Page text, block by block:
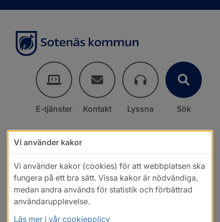
E-tjänster Kontakt Lyssna Sök
Vi använder kakor
Vi använder kakor (cookies) för att webbplatsen ska
fungera på ett bra sätt. Vissa kakor är nödvändiga,
medan andra används för statistik och förbättrad
användarupplevelse.
Läs mer i vår cookiepolicy